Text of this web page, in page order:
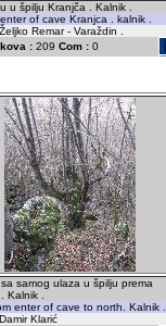
u špilju Kranjča . Kalnik .
of cave Kranjca . kalnik .
Remar - Varaždin .
:209 Com :0
samog ulaza u špilju prema
Kalnik .
enter of cave to north. Kalnik .
Klarić